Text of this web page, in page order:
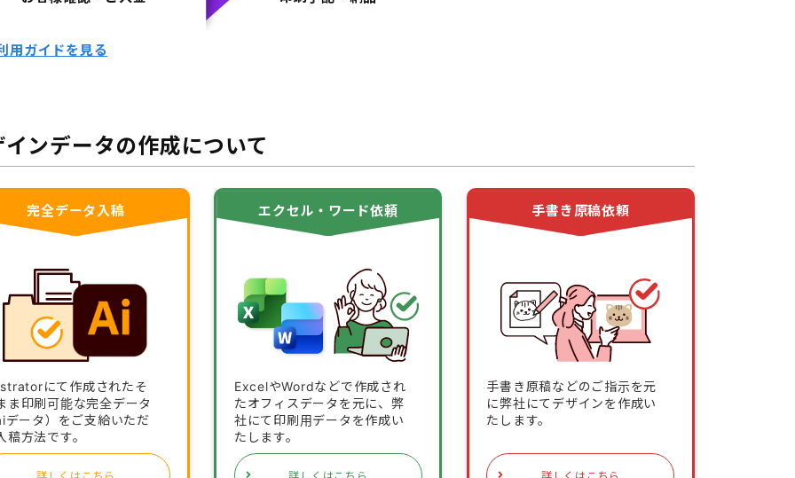
用ガイドを見る
ンデータの作成について
完全データ入稿
にて作成されたそ
ま印刷可能な完全データ
データ）をご支給いただ
稿方法です。
エクセル・ワード依頼
ExcelやWordなどで作成され
たオフィスデータを元に、弊
社にて印刷用データを作成い
たします。
手書き原稿依頼
手書き原稿などのご指示を元
に弊社にてデザインを作成い
たします。